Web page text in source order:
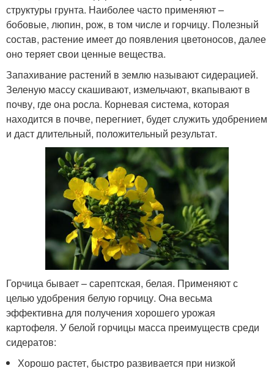
структуры грунта. Наиболее часто применяют –
бобовые, люпин, рож, в том числе и горчицу. Полезный
состав, растение имеет до появления цветоносов, далее
оно теряет свои ценные вещества.
Запахивание растений в землю называют сидерацией.
Зеленую массу скашивают, измельчают, вкапывают в
почву, где она росла. Корневая система, которая
находится в почве, перегниет, будет служить удобрением
и даст длительный, положительный результат.
Горчица бывает – сарептская, белая. Применяют с
целью удобрения белую горчицу. Она весьма
эффективна для получения хорошего урожая
картофеля. У белой горчицы масса преимуществ среди
сидератов:
Хорошо растет, быстро развивается при низкой